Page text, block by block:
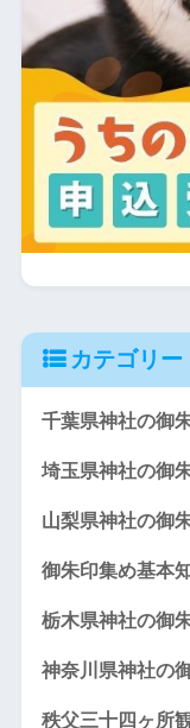
カテゴリー
千葉県神社の御
埼玉県神社の御
山梨県神社の御
御朱印集め基本
栃木県神社の御
神奈川県神社の
秩父三十四ヶ所